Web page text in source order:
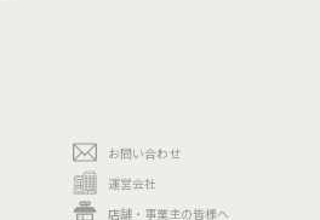
お問い合わせ
運営会社
店舗・事業主の皆様へ